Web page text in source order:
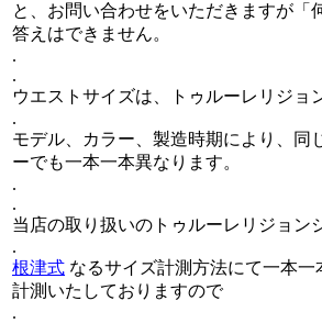
と、お問い合わせをいただきますが「
答えはできません。
.
.
ウエストサイズは、トゥルーレリジョ
.
モデル、カラー、製造時期により、同
ーでも一本一本異なります。
.
.
当店の取り扱いのトゥルーレリジョン
.
根津式 なるサイズ計測方法にて一本一
計測いたしておりますので
.